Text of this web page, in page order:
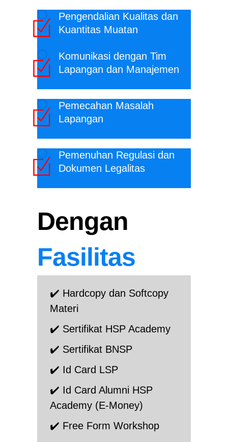
Pengendalian Kualitas dan
Kuantitas Muatan
Komunikasi dengan Tim
Lapangan dan Manajemen
Pemecahan Masalah
Lapangan
Pemenuhan Regulasi dan
Dokumen Legalitas
Dengan
Fasilitas
✔️ Hardcopy dan Softcopy
Materi
✔️ Sertifikat HSP Academy
✔️ Sertifikat BNSP
✔️ Id Card LSP
✔️ Id Card Alumni HSP
Academy (E-Money)
✔️ Free Form Workshop